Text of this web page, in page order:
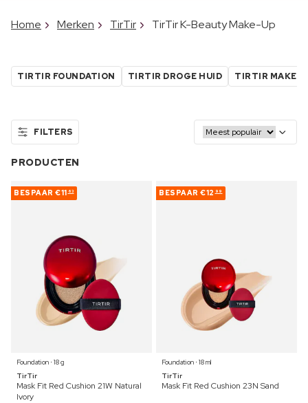
Home Merken TirTir TirTir K-Beauty Make-Up
TIRTIR FOUNDATION TIRTIR DROGE HUID TIRTIR MAKE-
FILTERS
PRODUCTEN
BESPAAR €11 63
Foundation ⋅ 18 g
TirTir
Mask Fit Red Cushion 21W Natural
Ivory
BESPAAR €12 99
Foundation ⋅ 18 ml
TirTir
Mask Fit Red Cushion 23N Sand